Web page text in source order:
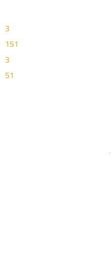
3
151
3
51